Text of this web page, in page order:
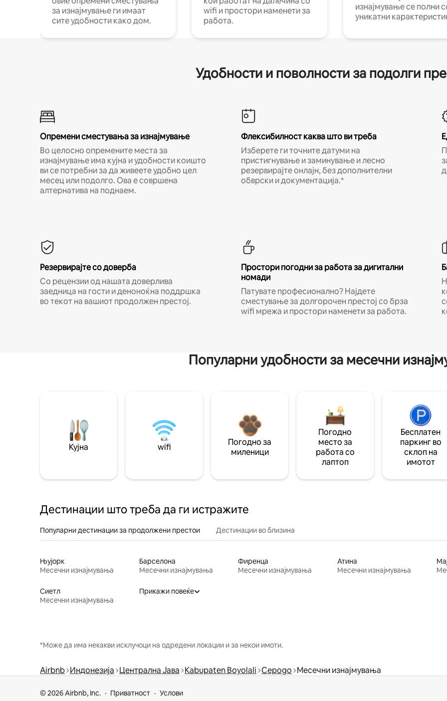
за изнајмување ги имаат
сите удобности како дом.
wifi и простори наменети за
работа.
изнајмување се полни
уникатни
Удобности и поволности за подолги
Опремени сместувања за изнајмување
Во целосно опремените места за
изнајмување има кујна и удобности коишто
ви се потребни за да живеете удобно цел
месец или подолго. Ова е совршена
алтернатива на поднаем.
Флексибилност каква што ви треба
Изберете ги точните датуми на
пристигнување и заминување и лесно
резервирајте онлајн, без дополнителни
обврски и документација.*
Резервирајте со доверба
Со рецензии од нашата доверлива
заедница на гости и деноноќна поддршка
во текот на вашиот продолжен престој.
Простори погодни за работа за дигитални
номади
Патувате професионално? Најдете
сместување за долгорочен престој со брза
wifi мрежа и простори наменети за работа.
Популарни удобности за месечни
Кујна wifi
Погодно за
миленици
Погодно
место за
работа со
лаптоп
Бесплатен
паркинг во
склоп на
имотот
Дестинации што треба да ги истражите
Популарни дестинации за продолжени престои Дестинации во близина
Њујорк
Месечни изнајмувања
Барселона
Месечни изнајмувања
Фиренца
Месечни изнајмувања
Атина
Месечни изнајмувања
Сиетл
Месечни изнајмувања
Прикажи повеќе
*Може да има некакви исклучоци на одредени локации и за некои имоти.
Airbnb Индонезија Централна Јава Kabupaten Boyolali Cepogo Месечни изнајмувања
© 2026 Airbnb, Inc. Приватност Услови